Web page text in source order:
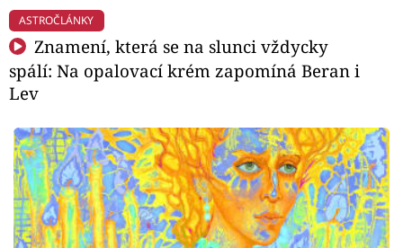
ASTROČLÁNKY
Znamení, která se na slunci vždycky
spálí: Na opalovací krém zapomíná Beran i
Lev